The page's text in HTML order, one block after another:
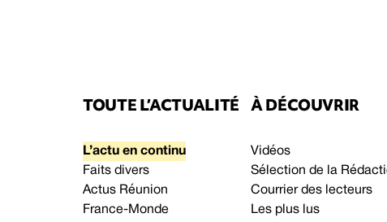
TOUTE L’ACTUALITÉ
L’actu en continu
Faits divers
Actus Réunion
France-Monde
À DÉCOUVRIR
Vidéos
Sélection de la
Courrier des lecteurs
Les plus lus